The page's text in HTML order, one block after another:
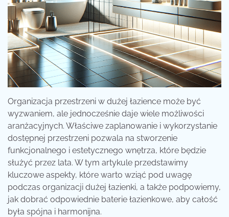
Organizacja przestrzeni w dużej łazience może być
wyzwaniem, ale jednocześnie daje wiele możliwości
aranżacyjnych. Właściwe zaplanowanie i wykorzystanie
dostępnej przestrzeni pozwala na stworzenie
funkcjonalnego i estetycznego wnętrza, które będzie
służyć przez lata. W tym artykule przedstawimy
kluczowe aspekty, które warto wziąć pod uwagę
podczas organizacji dużej łazienki, a także podpowiemy,
jak dobrać odpowiednie baterie łazienkowe, aby całość
była spójna i harmonijna.